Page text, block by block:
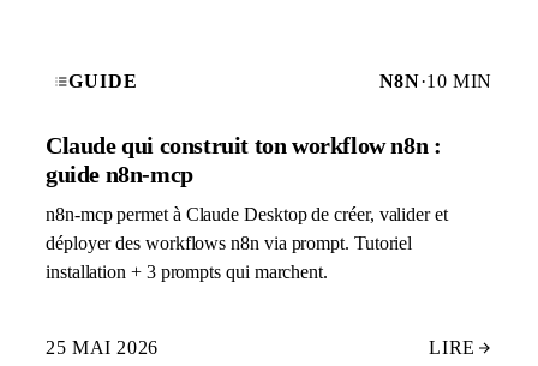
GUIDE N8N·10 MIN
Claude qui construit ton workflow n8n :
guide n8n-mcp
n8n-mcp permet à Claude Desktop de créer, valider et
déployer des workflows n8n via prompt. Tutoriel
installation + 3 prompts qui marchent.
25 MAI 2026 LIRE